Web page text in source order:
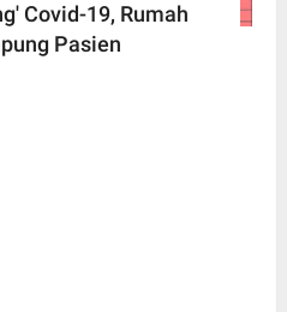
Covid-19, Rumah
Pasien